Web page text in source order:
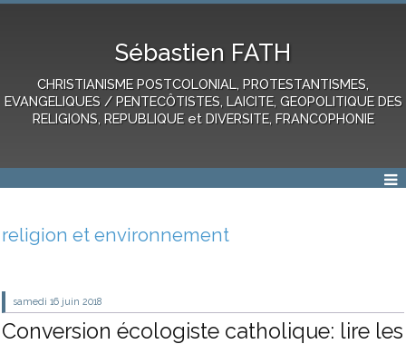
Sébastien FATH
CHRISTIANISME POSTCOLONIAL, PROTESTANTISMES,
EVANGELIQUES / PENTECÔTISTES, LAICITE, GEOPOLITIQUE DES
RELIGIONS, REPUBLIQUE et DIVERSITE, FRANCOPHONIE
religion et environnement
samedi 16 juin 2018
Conversion écologiste catholique: lire les